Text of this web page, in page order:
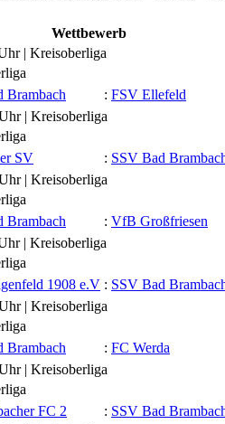
Wettbewerb
| Kreisoberliga
Brambach
: FSV Ellefeld
| Kreisoberliga
SV
: SSV Bad
| Kreisoberliga
Brambach
: VfB Großfriesen
| Kreisoberliga
1908 e.V : SSV Bad
| Kreisoberliga
Brambach
: FC Werda
| Kreisoberliga
FC 2
: SSV Bad